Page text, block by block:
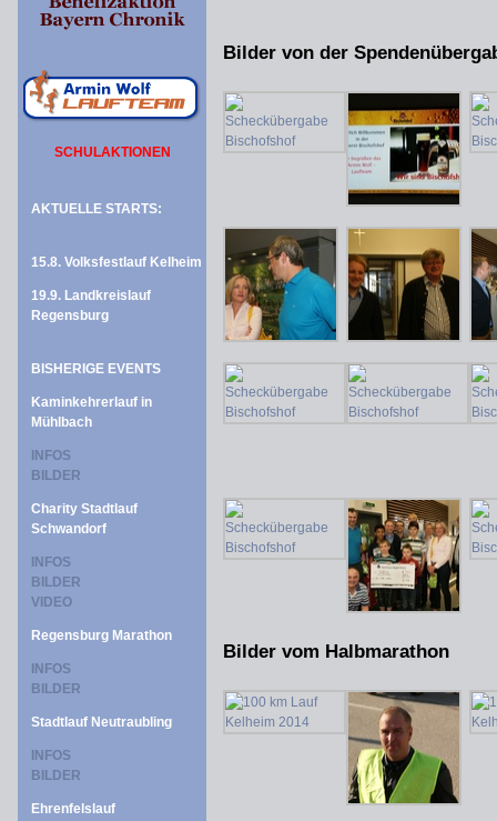
SCHULAKTIONEN
AKTUELLE STARTS:
15.8. Volksfestlauf Kelheim
19.9. Landkreislauf
Regensburg
BISHERIGE EVENTS
Kaminkehrerlauf in
Mühlbach
INFOS
BILDER
Charity Stadtlauf
Schwandorf
INFOS
BILDER
VIDEO
Regensburg Marathon
INFOS
BILDER
Stadtlauf Neutraubling
INFOS
BILDER
Ehrenfelslauf
Bilder von der
Bilder vom Halbmarathon